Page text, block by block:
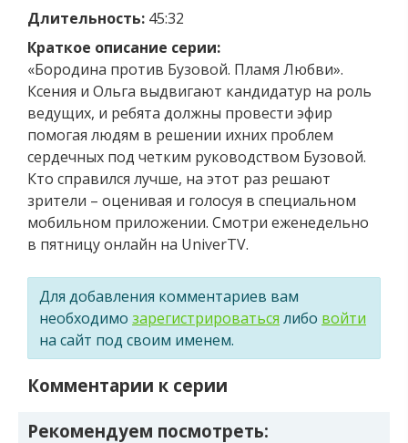
Длительность: 45:32
Краткое описание серии:
«Бородина против Бузовой. Пламя Любви».
Ксения и Ольга выдвигают кандидатур на роль
ведущих, и ребята должны провести эфир
помогая людям в решении ихних проблем
сердечных под четким руководством Бузовой.
Кто справился лучше, на этот раз решают
зрители – оценивая и голосуя в специальном
мобильном приложении. Смотри еженедельно
в пятницу онлайн на UniverTV.
Для добавления комментариев вам
необходимо зарегистрироваться либо войти
на сайт под своим именем.
Комментарии к серии
Рекомендуем посмотреть: